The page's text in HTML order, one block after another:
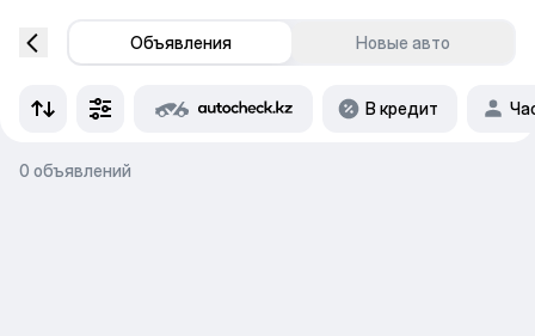
Объявления Новые авто
В кредит
0 объявлений